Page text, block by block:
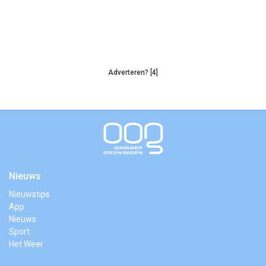
Adverteren? [4]
Nieuws
Nieuwstips
App
Nieuws
Sport
Het Weer